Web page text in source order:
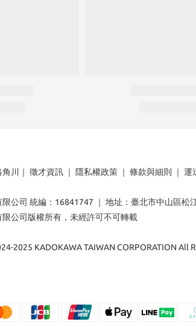
川 ｜ 徵才資訊 ｜ 隱私權政策 ｜ 條款與細則 ｜ 運
限公司 統編：16841747 ｜ 地址：臺北市中山區松
公司版權所有，未經許可不可轉載
2025 KADOKAWA TAIWAN CORPORATION All